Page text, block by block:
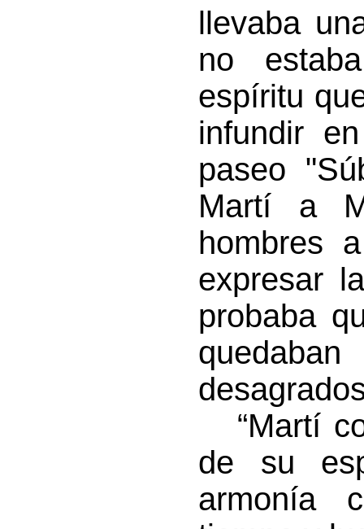
llevaba
no
espíritu
infundir
paseo
Martí a
hombres
expresar
probaba
“Martí
de su
armonía